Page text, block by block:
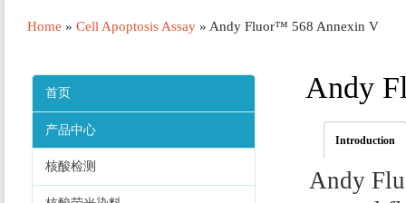
Home » Cell Apoptosis Assay » Andy Fluor™ 568 Annexin V
首页
产品中心
核酸检测
Andy
Introduction
Andy